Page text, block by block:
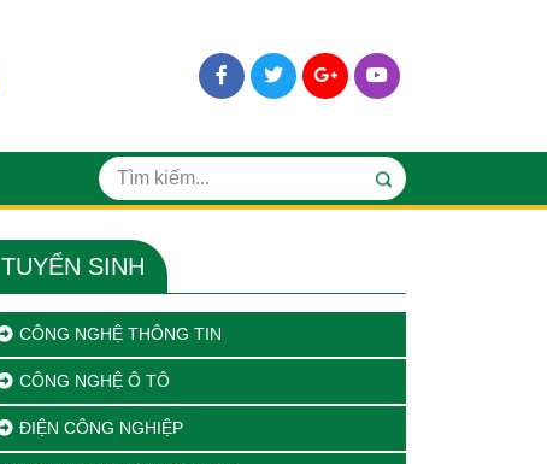
TUYỂN SINH
CÔNG NGHỆ THÔNG TIN
CÔNG NGHỆ Ô TÔ
ĐIỆN CÔNG NGHIỆP